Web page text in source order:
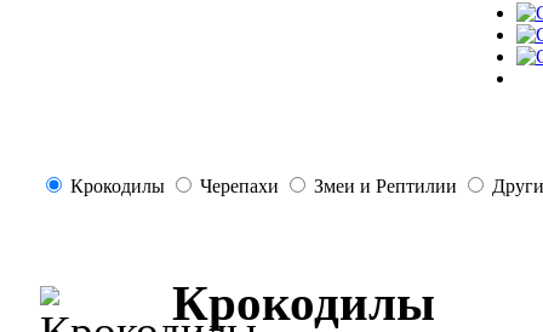
Крокодилы Черепахи Змеи и Рептилии
Крокодилы